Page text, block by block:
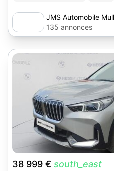
JMS Automobile
135 annonces
38 999 € south_east